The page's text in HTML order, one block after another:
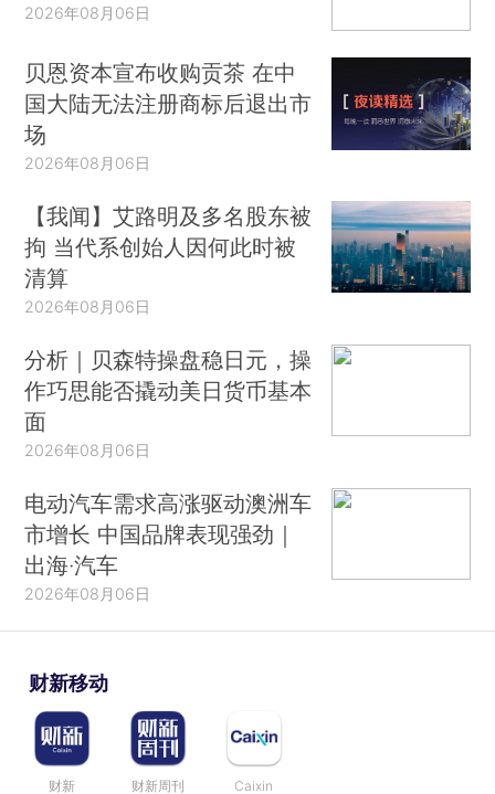
2026年08月06日
贝恩资本宣布收购贡茶 在中
国大陆无法注册商标后退出市
场
2026年08月06日
【我闻】艾路明及多名股东被
拘 当代系创始人因何此时被
清算
2026年08月06日
分析｜贝森特操盘稳日元，操
作巧思能否撬动美日货币基本
面
2026年08月06日
电动汽车需求高涨驱动澳洲车
市增长 中国品牌表现强劲｜
出海·汽车
2026年08月06日
财新移动
财新 财新周刊 Caixin